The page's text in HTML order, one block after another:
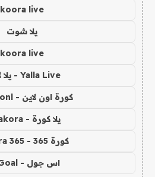
koora live
يلا شوت
koora live
Yalla Live - يلا لايف
كورة اون لاين - koora onl
يلا كورة - yallakora
كورة 365 - kooora 365
اس جول - AS Goal